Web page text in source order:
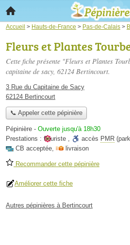
Accueil > Hauts-de-France > Pas-de-Calais >
Fleurs et Plantes
Cette fiche présente "Fleurs et Plantes
capitaine de sacy, 62124 Bertincourt.
3 Rue du Capitaine de Sacy
62124 Bertincourt
📞 Appeler cette pépinière
Pépinière - Ouverte jusqu'à 18h30
Prestations : fleuriste , accès PMR
CB acceptée, livraison
Recommander cette pépinière
Améliorer cette fiche
Autres pépinières à Bertincourt